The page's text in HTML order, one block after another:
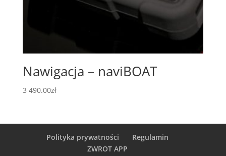
Nawigacja – naviBOAT
3 490.00zł
Polityka prywatności
Regulamin
ZWROT APP